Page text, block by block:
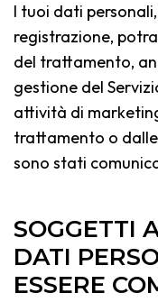
I tuoi dati
registrazione,
del trattamento,
gestione del
attività di
trattamento o
sono stati
SOGGETTI
DATI
ESSERE